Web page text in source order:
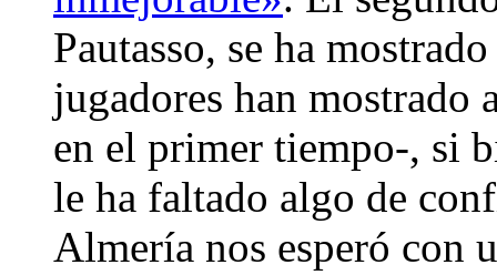
Pautasso, se ha
jugadores han mostrado
en el primer tiempo-, si
le ha faltado algo de
Almería nos esperó con